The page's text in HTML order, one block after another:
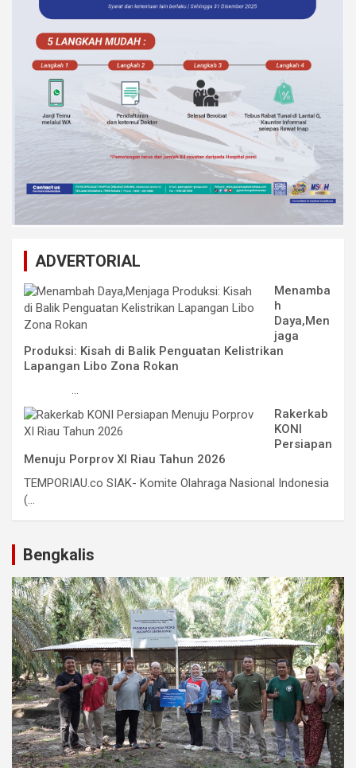
ADVERTORIAL
Menamba
h
Daya,Men
jaga
Produksi: Kisah di Balik Penguatan Kelistrikan
Lapangan Libo Zona Rokan
...
Rakerkab
KONI
Persiapan
Menuju Porprov XI Riau Tahun 2026
TEMPORIAU.co SIAK- Komite Olahraga Nasional Indonesia
(...
Bengkalis